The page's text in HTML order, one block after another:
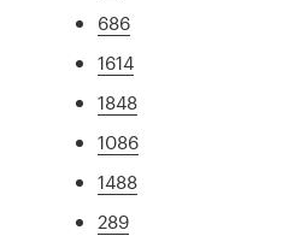
686
1614
1848
1086
1488
289